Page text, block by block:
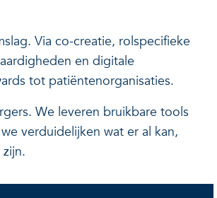
Via co-creatie, rolspecifieke
en digitale
tot patiëntenorganisaties.
We leveren bruikbare tools
verduidelijken wat er al kan,